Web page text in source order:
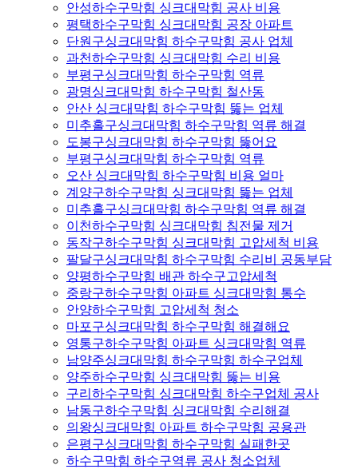
안성하수구막힘 싱크대막힘 공사 비용
평택하수구막힘 싱크대막힘 공장 아파트
단원구싱크대막힘 하수구막힘 공사 업체
과천하수구막힘 싱크대막힘 수리 비용
부평구싱크대막힘 하수구막힘 역류
광명싱크대막힘 하수구막힘 철산동
안산 싱크대막힘 하수구막힘 뚫는 업체
미추홀구싱크대막힘 하수구막힘 역류 해결
도봉구싱크대막힘 하수구막힘 뚫어요
부평구싱크대막힘 하수구막힘 역류
오산 싱크대막힘 하수구막힘 비용 얼마
계양구하수구막힘 싱크대막힘 뚫는 업체
미추홀구싱크대막힘 하수구막힘 역류 해결
이천하수구막힘 싱크대막힘 침전물 제거
동작구하수구막힘 싱크대막힘 고압세척 비용
팔달구싱크대막힘 하수구막힘 수리비 공동부담
양평하수구막힘 배관 하수구고압세척
중랑구하수구막힘 아파트 싱크대막힘 통수
안양하수구막힘 고압세척 청소
마포구싱크대막힘 하수구막힘 해결해요
영통구하수구막힘 아파트 싱크대막힘 역류
남양주싱크대막힘 하수구막힘 하수구업체
양주하수구막힘 싱크대막힘 뚫는 비용
구리하수구막힘 싱크대막힘 하수구업체 공사
남동구하수구막힘 싱크대막힘 수리해결
의왕싱크대막힘 아파트 하수구막힘 공용관
은평구싱크대막힘 하수구막힘 실패한곳
하수구막힘 하수구역류 공사 청소업체